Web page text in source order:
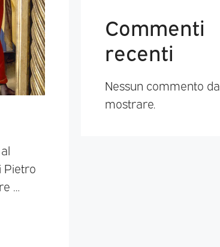
Pietro
…
Commenti
recenti
Nessun commento da
mostrare.